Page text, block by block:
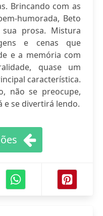
Brincando com as
humorada, Beto
prosa. Mistura
e cenas que
e a memória com
quase um
característica.
não se preocupe,
e se divertirá lendo.